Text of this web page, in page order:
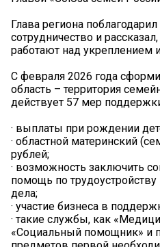
Глава региона
сотрудничество и
работают над укреплением
С февраля 2026 года
область – территория
действует 57 мер
· выплаты при рождении
· областной материнский
рублей;
· возможность заключить
помощь по
дела;
· участие бизнеса в
· такие службы, как
«Социальный помощник» и